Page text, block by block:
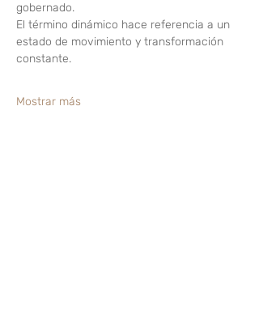
gobernado.
El término dinámico hace referencia a un
estado de movimiento y transformación
constante.
Mostrar más